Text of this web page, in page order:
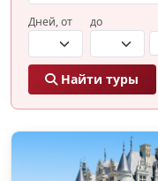
Дней, от
до
Найти туры